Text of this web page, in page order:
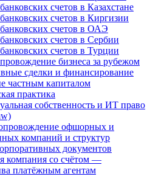
счетов в Казахстане
счетов в Киргизии
счетов в ОАЭ
счетов в Сербии
счетов в Турции
бизнеса за рубежом
сделки и финансирование
частным капиталом
практика
собственность и ИТ право
офшорных и
компаний и структур
документов
компания со счётом —
платёжным агентам